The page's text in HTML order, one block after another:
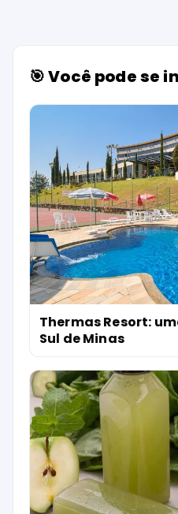
🎯 Você pode se
Thermas Resort:
Sul de Minas